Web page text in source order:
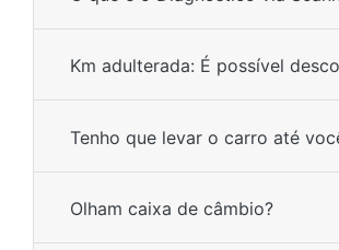
Km adulterada: É possível
Tenho que levar o carro até
Olham caixa de câmbio?